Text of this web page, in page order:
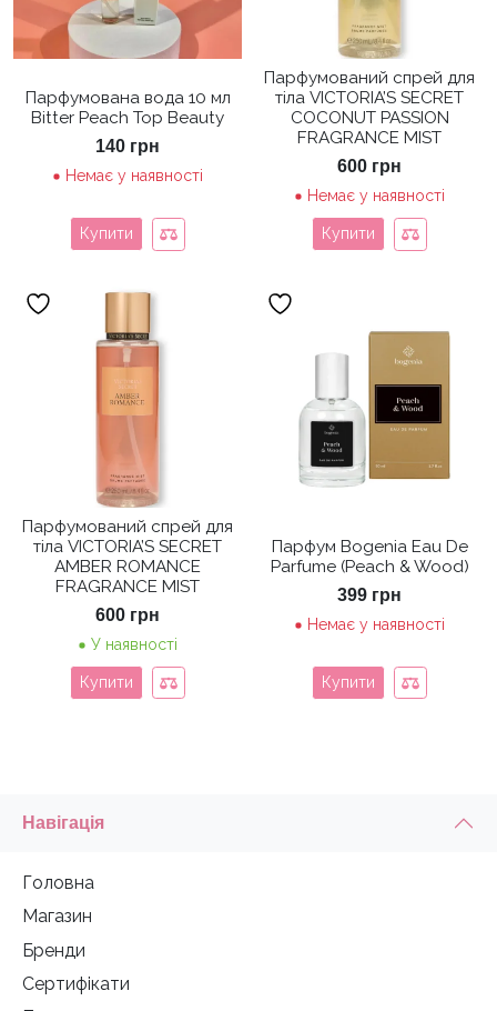
Парфумована вода 10 мл
Bitter Peach Top Beauty
140 грн
Немає у наявності
Купити
Парфумований спрей для
тіла VICTORIA’S SECRET
COCONUT PASSION
FRAGRANCE MIST
600 грн
Немає у наявності
Купити
Парфумований спрей для
тіла VICTORIA’S SECRET
AMBER ROMANCE
FRAGRANCE MIST
600 грн
У наявності
Купити
Парфум Bogenia Eau De
Parfume (Peach & Wood)
399 грн
Немає у наявності
Купити
Навігація
Головна
Магазин
Бренди
Сертифікати